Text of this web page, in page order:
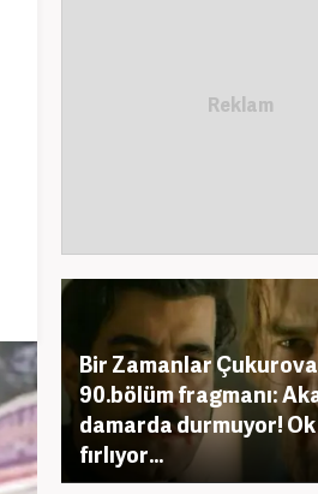
Bir Zamanlar Çukurova
90.bölüm fragmanı:
damarda durmuyor!
fırlıyor...